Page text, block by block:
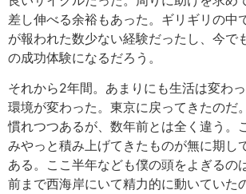
差し伸べる余裕もあった。ギリギリの中
が報われた数少ない経験だったし、今で
の成功体験になるだろう。
それから2年間。あまりにも生活は変わ
環境が変わった。東京に戻ってきたのだ
慣れつつあるが、数年前とは全く違う。
みやっと積み上げてきたものが無に期し
ある。ここ半年なども僕の頭をよぎるの
前まで西海岸にいて精力的に動いていた